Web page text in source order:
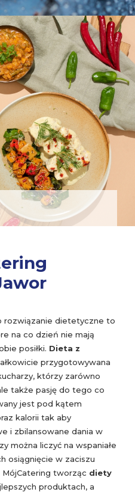
rozwiązanie dietetyczne to
na co dzień nie mają
posiłki. Dieta z
przygotowywana
którzy zarówno
także pasję do tego co
jest pod kątem
kalorii tak aby
i zbilansowane dania w
można liczyć na wspaniałe
osiągnięcie w zaciszu
tworząc diety
produktach, a